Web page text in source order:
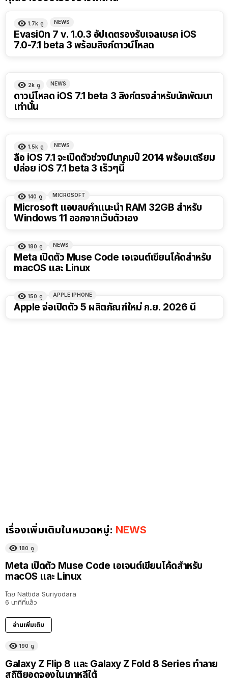
1.7k ดู NEWS
Evasi0n 7 v. 1.0.3 อัปเดตรองรับเจลเบรค iOS
7.0-7.1 beta 3 พร้อมลิงก์ดาวน์โหลด
2k ดู NEWS
ดาวน์โหลด iOS 7.1 beta 3 ลิงก์ตรงสำหรับนักพัฒนา
เท่านั้น
1.5k ดู NEWS
ลือ iOS 7.1 จะเปิดตัวช่วงมีนาคมปี 2014 พร้อมเตรียม
ปล่อย iOS 7.1 beta 3 เร็วๆนี้
140 ดู MICROSOFT
Microsoft แอบลบคำแนะนำ RAM 32GB สำหรับ
Windows 11 ออกจากเว็บตัวเอง
180 ดู NEWS
Meta เปิดตัว Muse Code เอเจนต์เขียนโค้ดสำหรับ
macOS และ Linux
150 ดู APPLE IPHONE
Apple จ่อเปิดตัว 5 ผลิตภัณฑ์ใหม่ ก.ย. 2026 นี้
เรื่องเพิ่มเติมในหมวดหมู่: NEWS
180 ดู
Meta เปิดตัว Muse Code เอเจนต์เขียนโค้ดสำหรับ
macOS และ Linux
โดย Nattida Suriyodara
6 นาทีที่แล้ว
อ่านเพิ่มเติม
190 ดู
Galaxy Z Flip 8 และ Galaxy Z Fold 8 Series ทำลาย
สถิติยอดจองในเกาหลีใต้